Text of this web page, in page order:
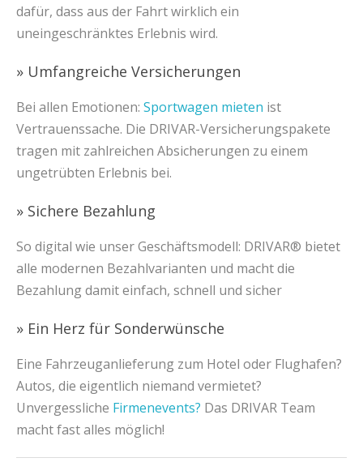
dafür, dass aus der Fahrt wirklich ein
uneingeschränktes Erlebnis wird.
» Umfangreiche Versicherungen
Bei allen Emotionen: Sportwagen mieten ist
Vertrauenssache. Die DRIVAR-Versicherungspakete
tragen mit zahlreichen Absicherungen zu einem
ungetrübten Erlebnis bei.
» Sichere Bezahlung
So digital wie unser Geschäftsmodell: DRIVAR® bietet
alle modernen Bezahlvarianten und macht die
Bezahlung damit einfach, schnell und sicher
» Ein Herz für Sonderwünsche
Eine Fahrzeuganlieferung zum Hotel oder Flughafen?
Autos, die eigentlich niemand vermietet?
Unvergessliche Firmenevents? Das DRIVAR Team
macht fast alles möglich!